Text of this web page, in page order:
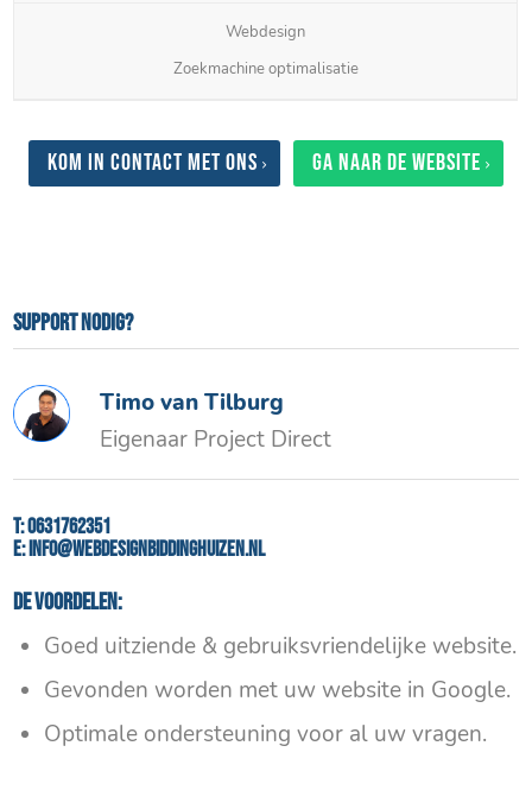
Webdesign
Zoekmachine optimalisatie
Kom in contact met ons Ga naar de website
Support nodig?
Timo van Tilburg
Eigenaar Project Direct
T:0631762351
E:info@webdesignbiddinghuizen.nl
De voordelen:
Goed uitziende & gebruiksvriendelijke website.
Gevonden worden met uw website in Google.
Optimale ondersteuning voor al uw vragen.